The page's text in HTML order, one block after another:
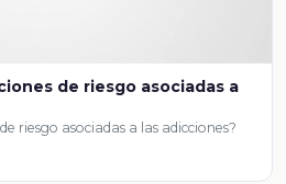
de riesgo asociadas a
riesgo asociadas a las adicciones?